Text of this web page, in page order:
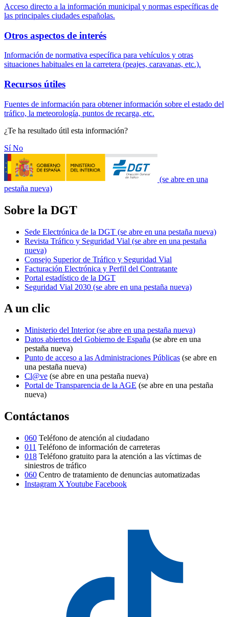
Acceso directo a la información municipal y normas específicas de
las principales ciudades españolas.
Otros aspectos de interés
Información de normativa específica para vehículos y otras
situaciones habituales en la carretera (peajes, caravanas, etc.).
Recursos útiles
Fuentes de información para obtener información sobre el estado del
tráfico, la meteorología, puntos de recarga, etc.
¿Te ha resultado útil esta información?
SíNo
(se abre en una
pestaña nueva)
Sobre la DGT
Sede Electrónica de la DGT (se abre en una pestaña nueva)
Revista Tráfico y Seguridad Vial (se abre en una pestaña
nueva)
Consejo Superior de Tráfico y Seguridad Vial
Facturación Electrónica y Perfil del Contratante
Portal estadístico de la DGT
Seguridad Vial 2030 (se abre en una pestaña nueva)
A un clic
Ministerio del Interior(se abre en una pestaña nueva)
Datos abiertos del Gobierno de España (se abre en una
pestaña nueva)
Punto de acceso a las Administraciones Públicas (se abre en
una pestaña nueva)
Cl@ve (se abre en una pestaña nueva)
Portal de Transparencia de la AGE (se abre en una pestaña
nueva)
Contáctanos
060 Teléfono de atención al ciudadano
011 Teléfono de información de carreteras
018 Teléfono gratuito para la atención a las víctimas de
siniestros de tráfico
060 Centro de tratamiento de denuncias automatizadas
Instagram X Youtube Facebook